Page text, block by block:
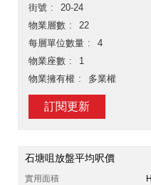
街號
20-24
物業層數
22
每層單位數量
4
物業座數
1
物業擁有權
多業權
訂閱更新
石塘咀放盤平均呎價
實用面積